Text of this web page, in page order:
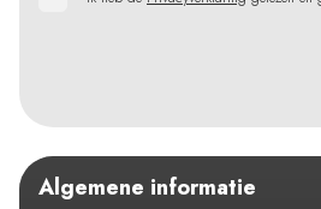
Algemene informatie